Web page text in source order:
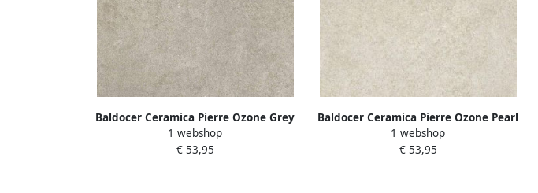
Baldocer Ceramica Pierre Ozone Grey
wand- en vloertegel 60x60cm 10mm
Vierkant gerectificeerd Natuursteen
1 webshop
€ 53,95
Baldocer Ceramica Pierre Ozone Pearl
wand- en vloertegel 60x60cm 10mm
Vierkant gerectificeerd Natuursteen
1 webshop
€ 53,95